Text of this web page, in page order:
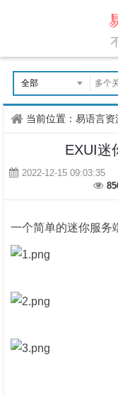
当前位置：易语言资
EXUI迷
2022-12-15 09:03:35
一个简单的迷你服务